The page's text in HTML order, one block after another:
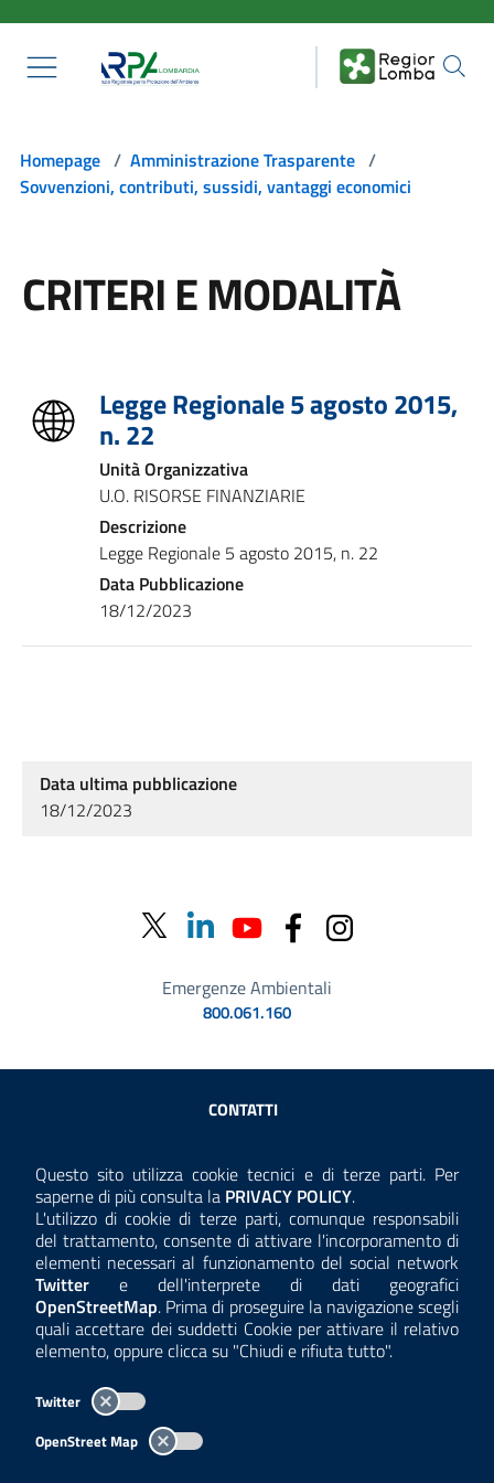
Questo sito utilizza cookie tecnici e di terze parti. Per
saperne di più consulta la Consulta la
PRIVACY POLICY.
L'utilizzo di cookie di terze parti, comunque responsabili
del trattamento, consente di attivare l'incorporamento di
elementi necessari al funzionamento del social network
Twitter e dell'interprete di dati geografici
OpenStreetMap. Prima di proseguire la navigazione scegli
quali accettare dei suddetti Cookie per attivare il relativo
elemento, oppure clicca su "Chiudi e rifiuta tutto".
Twitter
OpenStreet Map
Homepage / Amministrazione Trasparente /
Sovvenzioni, contributi, sussidi, vantaggi economici
CRITERI E MODALITÀ
Legge Regionale 5 agosto 2015,
n. 22
Unità Organizzativa
U.O. RISORSE FINANZIARIE
Descrizione
Legge Regionale 5 agosto 2015, n. 22
Data Pubblicazione
18/12/2023
Data ultima pubblicazione
18/12/2023
Emergenze Ambientali
800.061.160
Sezione Link Utili
CONTATTI
ANTICORRUZIONE
ACCESSIBILITÀ
COOKIE E PRIVACY
TEMI A-Z